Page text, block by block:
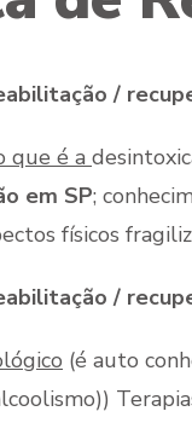
/
que é a
em SP;
físicos
/
(é auto